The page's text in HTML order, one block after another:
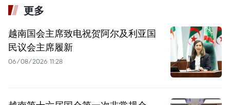
更多
越南国会主席致电祝贺阿尔及利亚国
民议会主席履新
06/08/2026 11:28